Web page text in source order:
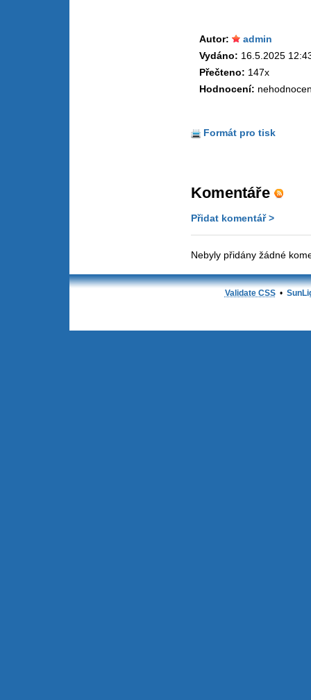
Autor:
admin
Vydáno: 16.5.2025
Přečteno: 147x
Hodnocení:
Formát pro tisk
Komentáře
Přidat komentář >
Nebyly přidány žádné
Validate CSS•